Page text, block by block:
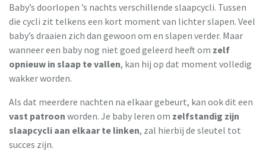
Baby’s doorlopen ’s nachts verschillende slaapcycli. Tussen
die cycli zit telkens een kort moment van lichter slapen. Veel
baby’s draaien zich dan gewoon om en slapen verder. Maar
wanneer een baby nog niet goed geleerd heeft om zelf
opnieuw in slaap te vallen, kan hij op dat moment volledig
wakker worden.
Als dat meerdere nachten na elkaar gebeurt, kan ook dit een
vast patroon worden. Je baby leren om zelfstandig zijn
slaapcycli aan elkaar te linken, zal hierbij de sleutel tot
succes zijn.